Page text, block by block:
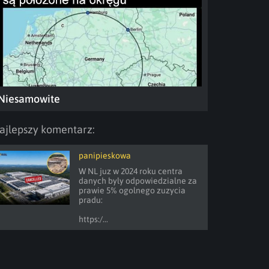
komentarz:
panipieskowa
W NL juz w 2024 roku centra
danych byly odpowiedzialne za
prawie 5% ogolnego zuzycia
pradu:
https:/...